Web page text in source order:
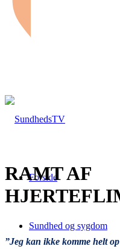
Forside
Sundhed og sygdom
RAMT AF
”Jeg kan ikke komme helt